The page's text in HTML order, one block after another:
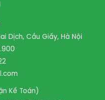
Dịch, Cầu Giấy, Hà Nội
Kế Toán)